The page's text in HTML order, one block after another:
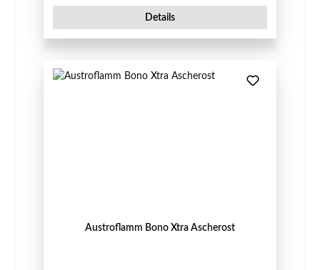
Details
Austroflamm Bono Xtra Ascherost